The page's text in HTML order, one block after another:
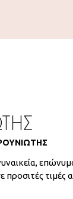
προσιτές